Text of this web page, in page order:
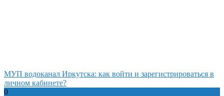
МУП водоканал Иркутска: как войти и зарегистрироваться в
личном кабинете?
0